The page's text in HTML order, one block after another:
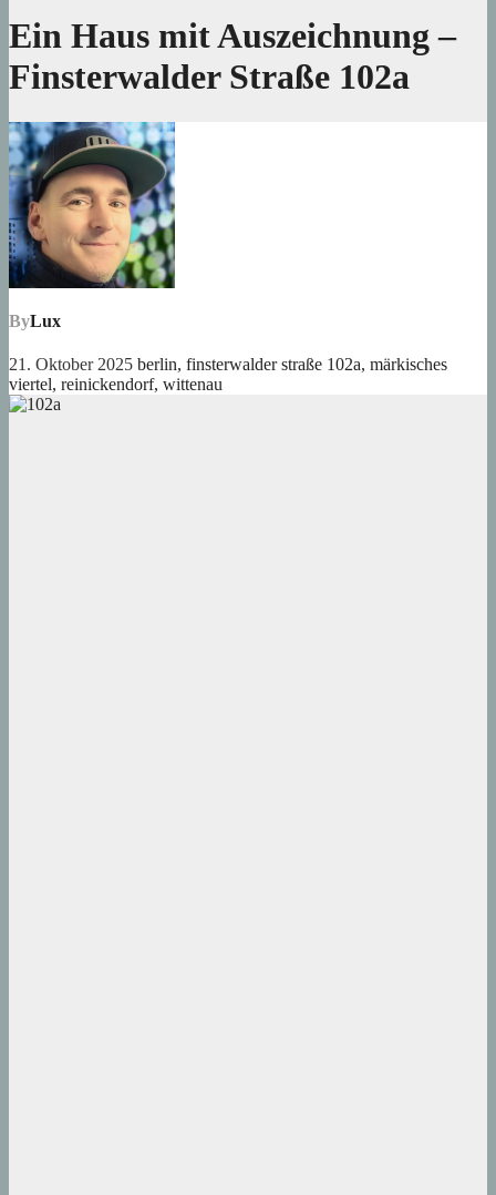
Ein Haus mit Auszeichnung –
Finsterwalder Straße 102a
ByLux
21. Oktober 2025 berlin, finsterwalder straße 102a, märkisches
viertel, reinickendorf, wittenau